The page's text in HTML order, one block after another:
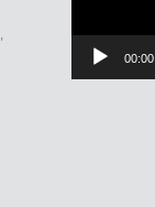
00:00